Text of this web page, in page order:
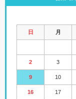
日 月
2 3
9 10
16 17